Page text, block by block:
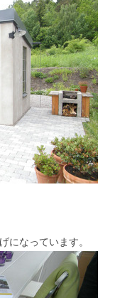
になっています。